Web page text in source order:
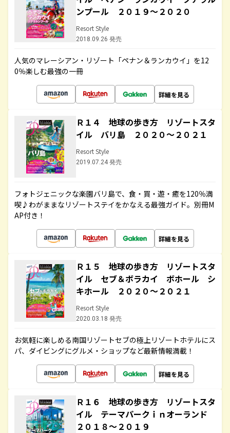
ンプール ２０１９～２０２０
Resort Style
2018.09.26 発売
人気のマレーシアン・リゾート「ペナン＆ランカウイ」を12
0％楽しむ最強の一冊
詳細を見る
Ｒ１４ 地球の歩き方 リゾートスタ
イル バリ島 ２０２０～２０２１
Resort Style
2019.07.24 発売
フォトジェニックな楽園バリ島で、食・買・遊・癒を120％満
喫♪わがままなリゾートステイをかなえる最強ガイド。別冊M
AP付き！
詳細を見る
Ｒ１５ 地球の歩き方 リゾートスタ
イル セブ＆ボラカイ ボホール シ
キホール ２０２０～２０２１
Resort Style
2020.03.18 発売
お気軽に楽しめる南国リゾートセブの極上リゾートホテルにス
パ、ダイビングにグルメ・ショップなど最新情報満載！
詳細を見る
Ｒ１６ 地球の歩き方 リゾートスタ
イル テーマパークｉｎオーランド
２０１８～２０１９